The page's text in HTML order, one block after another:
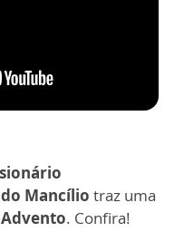
Mancílio traz uma
. Confira!